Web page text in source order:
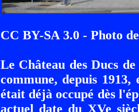
CC BY-SA 3.0 - Photo
Le Château des Ducs
commune, depuis
était déjà occupé dès
actuel date du XVe